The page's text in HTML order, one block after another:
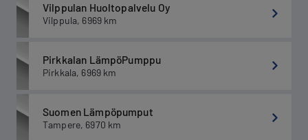
Vilppulan Huoltopalvelu Oy
Vilppula, 6969 km
Pirkkalan LämpöPumppu
Pirkkala, 6969 km
Suomen Lämpöpumput
Tampere, 6970 km